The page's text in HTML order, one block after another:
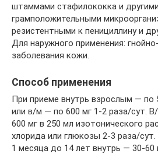
штаммами стафилококка и другими
грамположительными
резистентными к пенициллину и
Для наружного применения:
заболевания кожи.
Способ применения
При приеме внутрь взрослым — по
или в/м — по 600 мг 1-2 раза/сут.
600 мг в 250 мл изотонического
хлорида или глюкозы 2-3 раза/
1 месяца до 14 лет внутрь — 30-60